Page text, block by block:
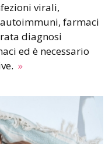
virali,
farmaci
diagnosi
ed è necessario
»